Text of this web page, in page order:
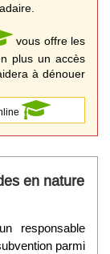
vous offre les
plus un accès
à dénouer
en nature
responsable
parmi